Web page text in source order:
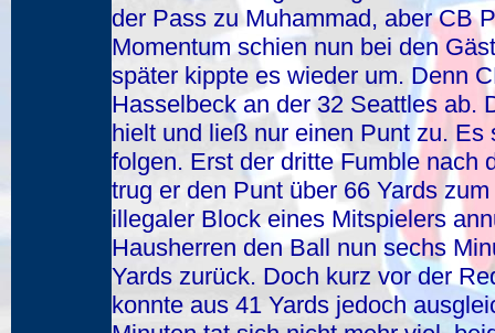
der Pass zu Muhammad, aber CB
Momentum schien nun bei den
später kippte es wieder um. Denn
Hasselbeck an der 32 Seattles ab.
hielt und ließ nur einen Punt zu.
folgen. Erst der dritte Fumble nach
trug er den Punt über 66 Yards
illegaler Block eines Mitspielers
Hausherren den Ball nun sechs
Yards zurück. Doch kurz vor der
konnte aus 41 Yards jedoch